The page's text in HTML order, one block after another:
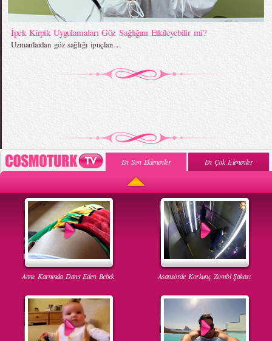
İpek Kirpik Uygulamaları Göz Sağlığını Etkileyebilir mi?
Uzmanlardan göz sağlığı ipuçları…
En Son Eklenenler En Çok İzlenenler
Anne Karnında Dans Eden Bebek Asansörde Korkunç Zombi Şakası